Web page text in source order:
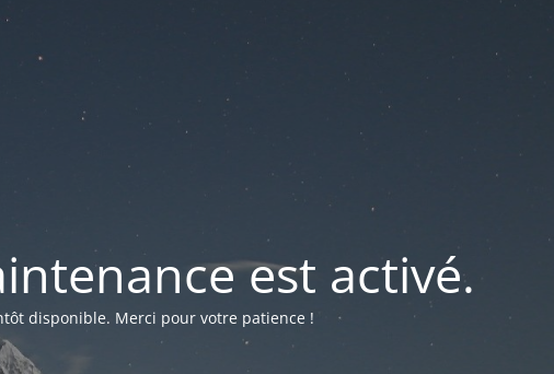
est activé.
disponible. Merci pour votre patience !